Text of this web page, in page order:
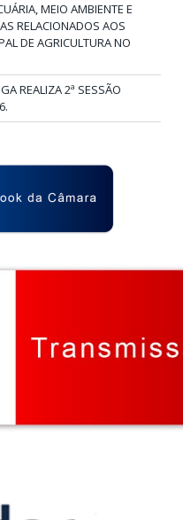
MEIO AMBIENTE E
RELACIONADOS AOS
DE AGRICULTURA NO
REALIZA 2ª SESSÃO